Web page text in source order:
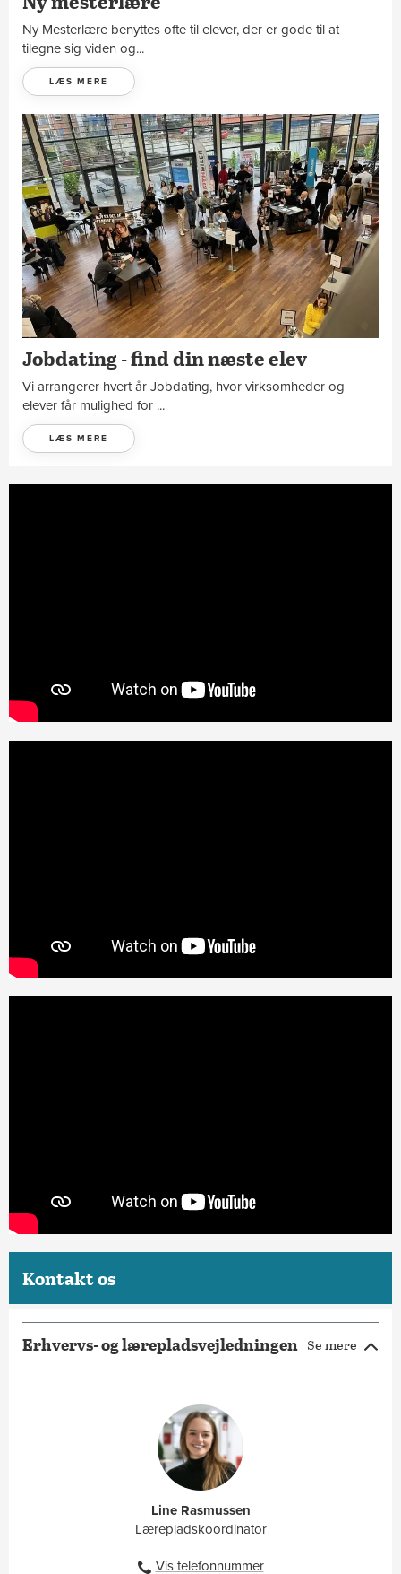
Ny Mesterlære benyttes ofte til elever, der er gode til at
tilegne sig viden og...
LÆS MERE
Jobdating - find din næste elev
Vi arrangerer hvert år Jobdating, hvor virksomheder og
elever får mulighed for ...
LÆS MERE
Kontakt os
Erhvervs- og lærepladsvejledningen Se mere
Line Rasmussen
Lærepladskoordinator
Vis telefonnummer